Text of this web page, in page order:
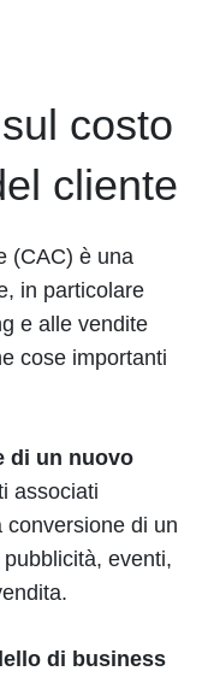
costo
cliente
(CAC) è una
in particolare
e alle vendite
cose importanti
di un nuovo
associati
di un
eventi,
di business